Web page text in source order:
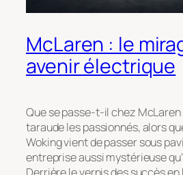
McLaren : le
avenir électrique
Que se passe-t-il chez McLaren
taraude les passionnés, alors
Woking vient de passer sous
entreprise aussi mystérieuse